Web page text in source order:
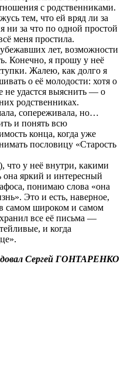
с родственниками.
тем, что ей вряд ли за
за что по одной простой
меня простила.
лет, возможности
Конечно, я прошу у неё
Жалею, как долго я
о её молодости: хотя о
не удастся выяснить — о
родственниках.
сопереживала, но…
и понять всю
конца, когда уже
пословицу «Старость
что у неё внутри, какими
она яркий и интересный
понимаю слова «она
Это и есть, наверное,
самом широком и самом
все её письма —
и когда
Сергей ГОНТАРЕНКО